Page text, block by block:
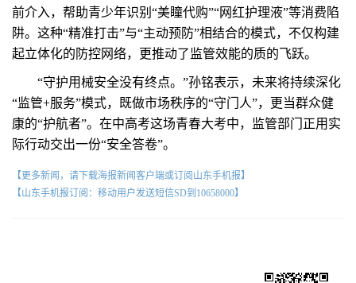
前介入，帮助青少年识别“美瞳代购”“网红护理液”等消费陷
阱。这种“精准打击”与“主动预防”相结合的模式，不仅构建
起立体化的防控网络，更推动了监管效能的质的飞跃。
“守护用械安全没有终点。”孙铭表示，未来将持续深化
“监管+服务”模式，既做市场秩序的“守门人”，更当群众健
康的“护航者”。在中高考这场青春大考中，监管部门正用实
际行动交出一份“安全答卷”。
【更多新闻，请下载海报新闻客户端或订阅山东手机报】
【山东手机报订阅：移动用户发送短信SD到10658000】